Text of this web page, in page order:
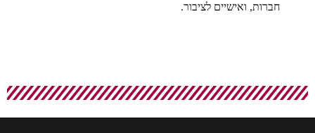
חברות, ואישיים לציבור.